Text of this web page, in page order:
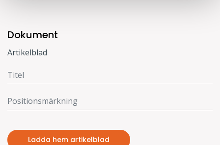
Dokument
Artikelblad
Ladda hem artikelblad